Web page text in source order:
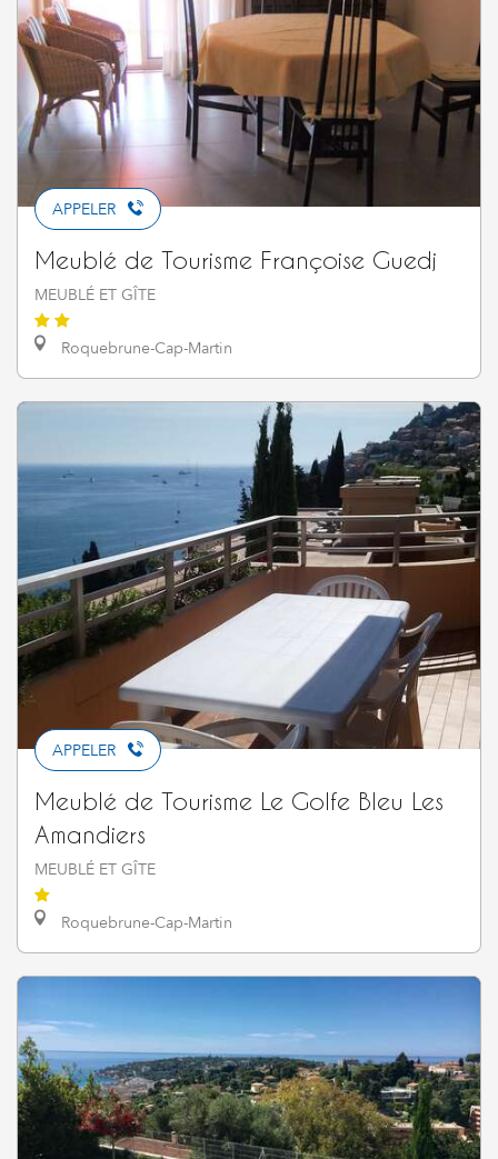
APPELER
Meublé de Tourisme Françoise Guedj
MEUBLÉ ET GÎTE
Roquebrune-Cap-Martin
APPELER
Meublé de Tourisme Le Golfe Bleu Les
Amandiers
MEUBLÉ ET GÎTE
Roquebrune-Cap-Martin